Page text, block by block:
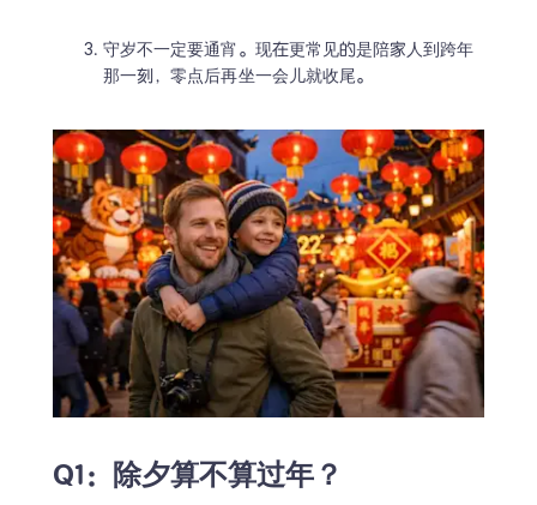
守岁不一定要通宵。现在更常见的是陪家人到跨年
那一刻，零点后再坐一会儿就收尾。
Q1：除夕算不算过年？